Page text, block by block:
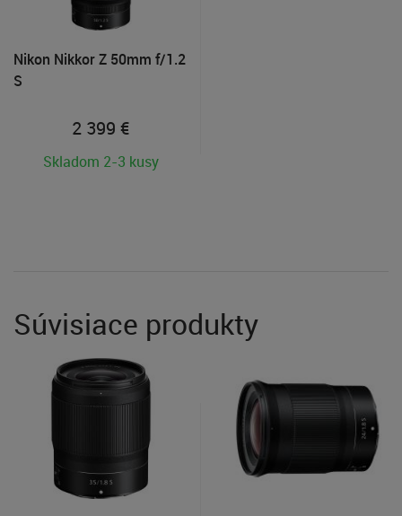
Nikon Nikkor Z 50mm f/1.2
S
2 399 €
Skladom 2-3 kusy
Súvisiace produkty